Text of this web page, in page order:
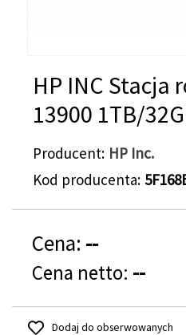
HP INC Stacja
13900 1TB/
Producent HP Inc.
Kod producenta
Cena: --
Cena netto: --
Dodaj do obserwowanych